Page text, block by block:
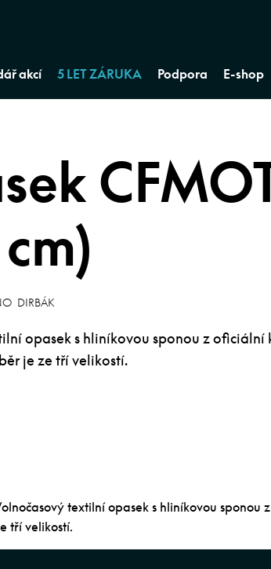
akcí 5 LET ZÁRUKA Podpora E-shop
DIRBÁK
opasek s hliníkovou sponou z oficiální
je ze tří velikostí.
textilní opasek s hliníkovou sponou
tří velikostí.